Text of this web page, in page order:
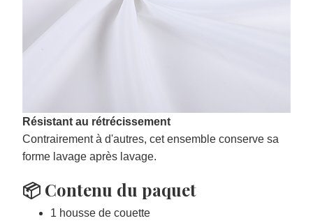
Résistant au rétrécissement
Contrairement à d'autres, cet ensemble conserve sa
forme lavage après lavage.
📦 Contenu du paquet
1 housse de couette